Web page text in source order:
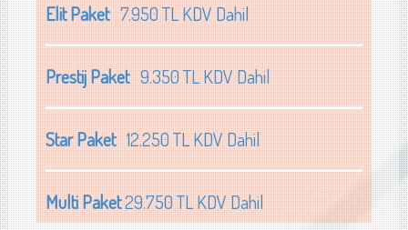
Elit Paket7.950 TL KDV Dahil
Prestij Paket9.350 TL KDV Dahil
Star Paket12.250 TL KDV Dahil
Multi Paket29.750 TL KDV Dahil